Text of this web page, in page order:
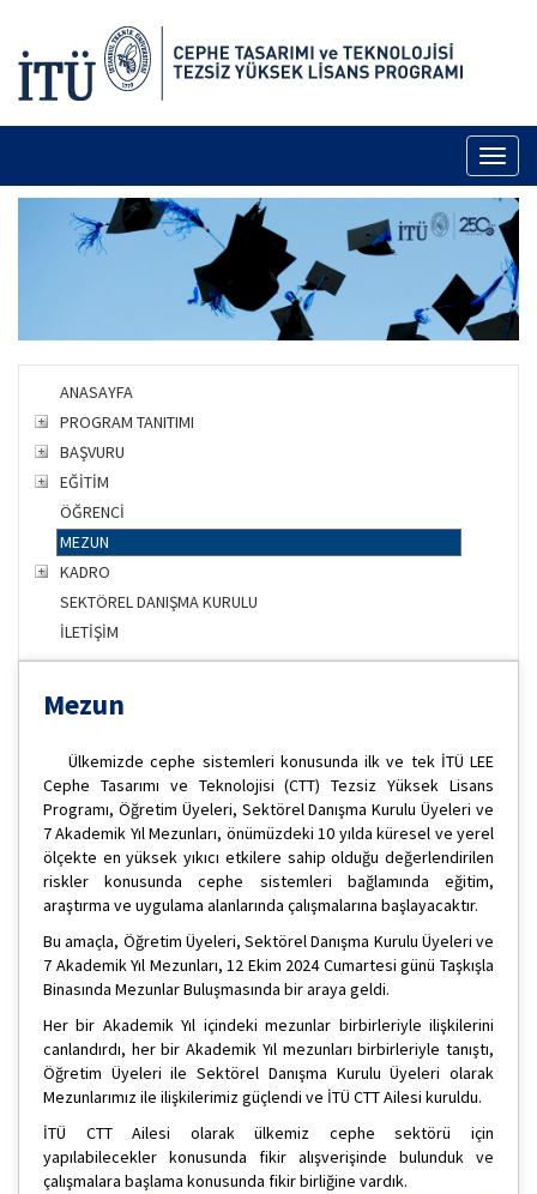
ANASAYFA
PROGRAM TANITIMI
BAŞVURU
EĞİTİM
ÖĞRENCİ
MEZUN
KADRO
SEKTÖREL DANIŞMA KURULU
İLETİŞİM
Mezun
Ülkemizde cephe sistemleri konusunda ilk ve tek İTÜ LEE
Cephe Tasarımı ve Teknolojisi (CTT) Tezsiz Yüksek Lisans
Programı, Öğretim Üyeleri, Sektörel Danışma Kurulu Üyeleri ve
7 Akademik Yıl Mezunları, önümüzdeki 10 yılda küresel ve yerel
ölçekte en yüksek yıkıcı etkilere sahip olduğu değerlendirilen
riskler konusunda cephe sistemleri bağlamında eğitim,
araştırma ve uygulama alanlarında çalışmalarına başlayacaktır.
Bu amaçla, Öğretim Üyeleri, Sektörel Danışma Kurulu Üyeleri ve
7 Akademik Yıl Mezunları, 12 Ekim 2024 Cumartesi günü Taşkışla
Binasında Mezunlar Buluşmasında bir araya geldi.
Her bir Akademik Yıl içindeki mezunlar birbirleriyle ilişkilerini
canlandırdı, her bir Akademik Yıl mezunları birbirleriyle tanıştı,
Öğretim Üyeleri ile Sektörel Danışma Kurulu Üyeleri olarak
Mezunlarımız ile ilişkilerimiz güçlendi ve İTÜ CTT Ailesi kuruldu.
İTÜ CTT Ailesi olarak ülkemiz cephe sektörü için
yapılabilecekler konusunda fikir alışverişinde bulunduk ve
çalışmalara başlama konusunda fikir birliğine vardık.